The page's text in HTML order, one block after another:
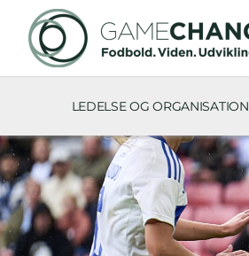
LEDELSE OG ORGANISATION